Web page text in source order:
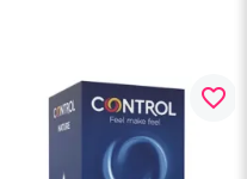
favorite_border